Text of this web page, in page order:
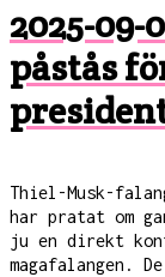
2025-09-
påstås
Thiel-Musk-
har pratat om
ju en direkt
magafalangen.